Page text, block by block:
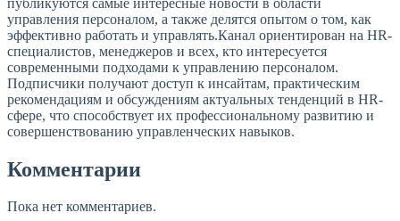
управления персоналом, а также делятся опытом о том, как
эффективно работать и управлять.Канал ориентирован на HR-
специалистов, менеджеров и всех, кто интересуется
современными подходами к управлению персоналом.
Подписчики получают доступ к инсайтам, практическим
рекомендациям и обсуждениям актуальных тенденций в HR-
сфере, что способствует их профессиональному развитию и
совершенствованию управленческих навыков.
Комментарии
Пока нет комментариев.